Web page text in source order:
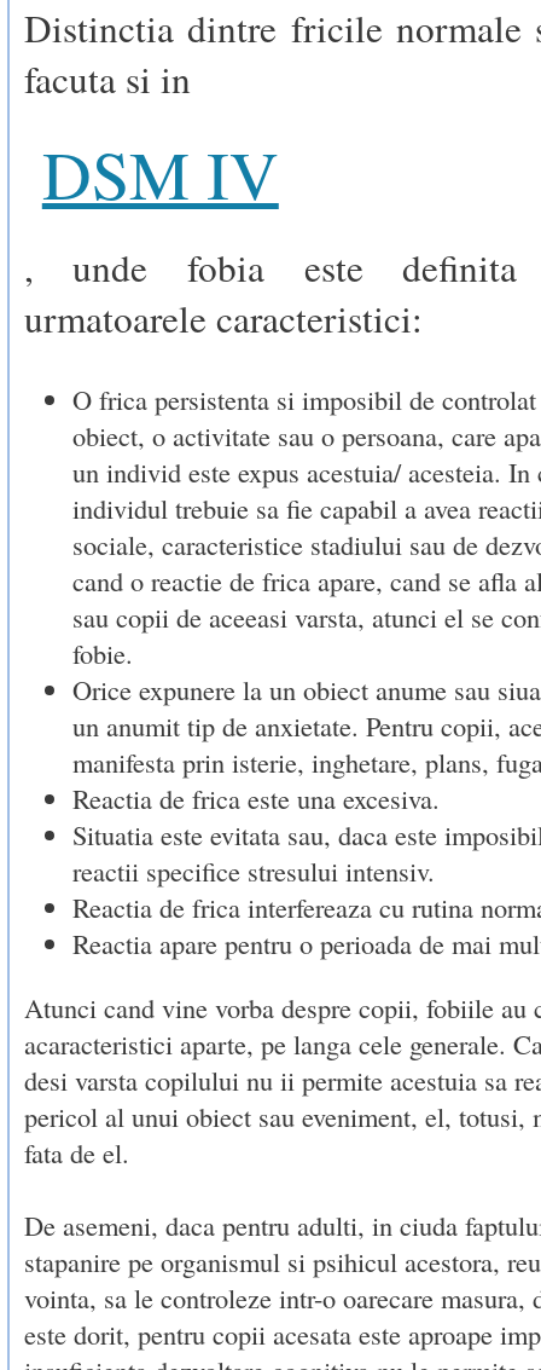
Distinctia dintre fricile normale
facuta si in
DSM IV
, unde fobia este definita
urmatoarele caracteristici:
O frica persistenta si imposibil de
obiect, o activitate sau o persoana, care
un individ este expus acestuia/ acesteia.
individul trebuie sa fie capabil a avea
sociale, caracteristice stadiului sau de
cand o reactie de frica apare, cand se afla
sau copii de aceeasi varsta, atunci el se
fobie.
Orice expunere la un obiect anume sau
un anumit tip de anxietate. Pentru copii,
manifesta prin isterie, inghetare, plans,
Reactia de frica este una excesiva.
Situatia este evitata sau, daca este
reactii specifice stresului intensiv.
Reactia de frica interfereaza cu rutina
Reactia apare pentru o perioada de mai
Atunci cand vine vorba despre copii, fobiile au
acaracteristici aparte, pe langa cele generale.
desi varsta copilului nu ii permite acestuia sa
pericol al unui obiect sau eveniment, el, totusi,
fata de el.
De asemeni, daca pentru adulti, in ciuda
stapanire pe organismul si psihicul acestora,
vointa, sa le controleze intr-o oarecare masura,
este dorit, pentru copii acesata este aproape